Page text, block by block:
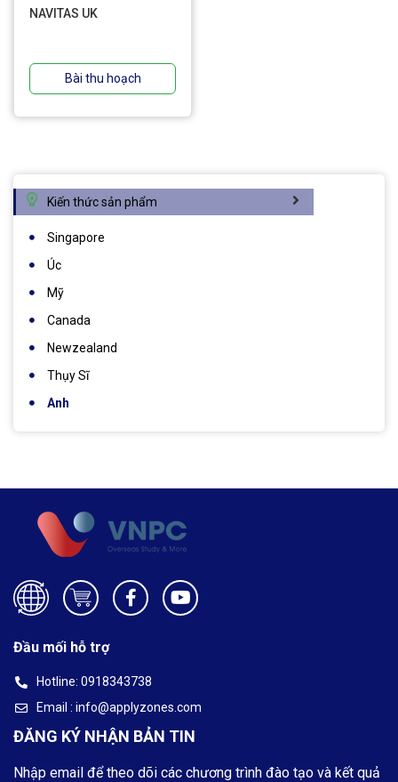
Kiến thức sản phẩm
Singapore
Úc
Mỹ
Canada
Newzealand
Thụy Sĩ
Anh
NAVITAS UK
Bài thu hoạch
Đầu mối hỗ trợ
Hotline: 0918343738
Email : info@applyzones.com
ĐĂNG KÝ NHẬN BẢN TIN
Nhập email để theo dõi các chương trình đào tạo và kết quả